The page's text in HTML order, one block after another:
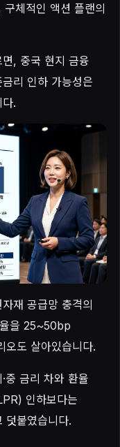
체적인 액션 플랜의
, 중국 현지 금융
리 인하 가능성은
.
재 공급망 충격의
을 25~50bp
오도 살아있습니다.
중 금리 차와 환율
인하보다는
덧붙였습니다.